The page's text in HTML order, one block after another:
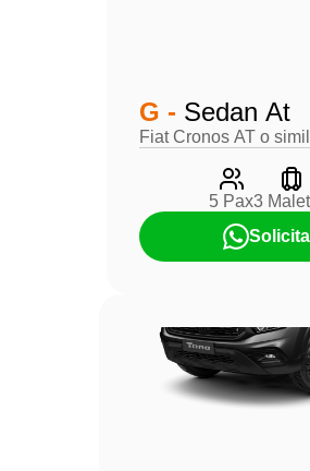
G - Sedan At
Fiat Cronos AT o
5 Pax3